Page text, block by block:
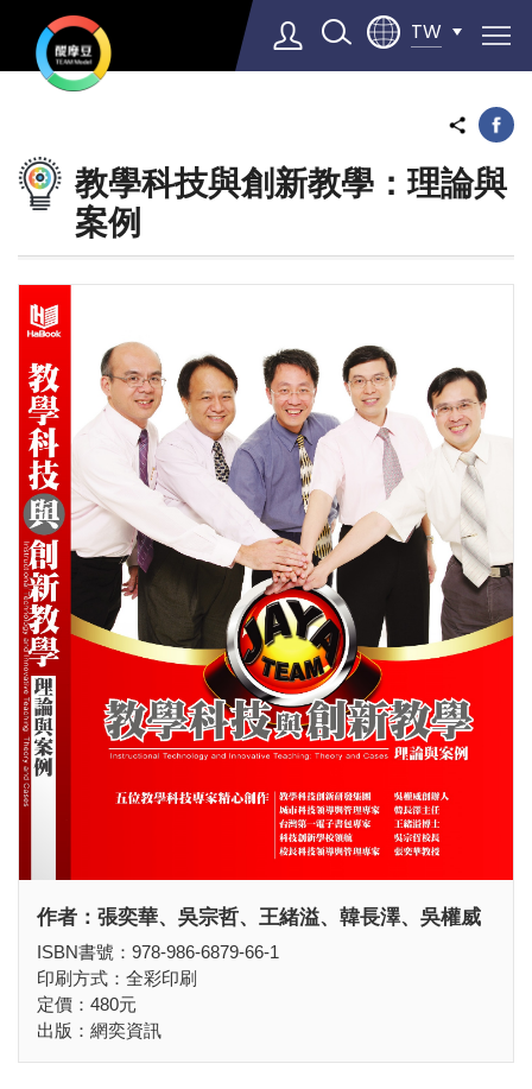
TW
Select Language▼
豆
動
態
教學科技與創新教學：理論與
案例
作者：張奕華、吳宗哲、王緒溢、韓長澤、吳權威
ISBN書號：978-986-6879-66-1
印刷方式：全彩印刷
定價：480元
出版：網奕資訊